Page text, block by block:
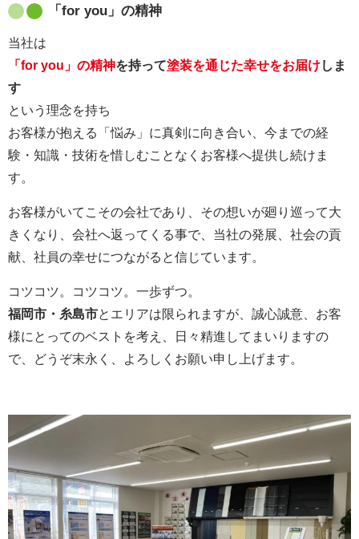
「for you」の精神
当社は
「for you」の精神を持って塗装を通じた幸せをお届けしま
す
という理念を持ち
お客様が抱える「悩み」に真剣に向き合い、今までの経
験・知識・技術を惜しむことなくお客様へ提供し続けま
す。
お客様がいてこその会社であり、その想いが廻り巡って大
きくなり、会社へ返ってくる事で、当社の発展、社会の貢
献、社員の幸せにつながると信じています。
コツコツ。コツコツ。一歩ずつ。
福岡市・糸島市とエリアは限られますが、誠心誠意、お客
様にとってのベストを考え、日々精進してまいりますの
で、どうぞ末永く、よろしくお願い申し上げます。